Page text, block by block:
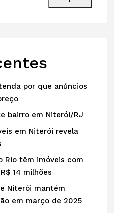
por que anúncios
bairro em Niterói/RJ
em Niterói revela
Rio têm imóveis com
14 milhões
Niterói mantém
em março de 2025